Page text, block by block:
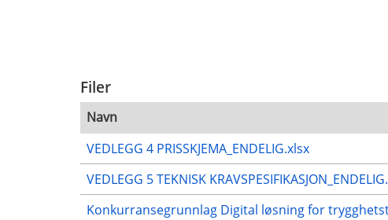
Filer
Navn
VEDLEGG 4 PRISSKJEMA_ENDELIG.xlsx
VEDLEGG 5 TEKNISK
Konkurransegrunnlag Digital løsning for